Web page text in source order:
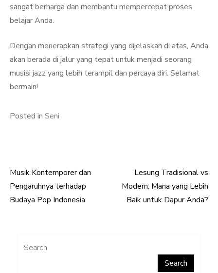
sangat berharga dan membantu mempercepat proses
belajar Anda.
Dengan menerapkan strategi yang dijelaskan di atas, Anda
akan berada di jalur yang tepat untuk menjadi seorang
musisi jazz yang lebih terampil dan percaya diri. Selamat
bermain!
Posted in Seni
Post
navigation
Musik Kontemporer dan
Pengaruhnya terhadap
Budaya Pop Indonesia
Lesung Tradisional vs
Modern: Mana yang Lebih
Baik untuk Dapur Anda?
Search
Search